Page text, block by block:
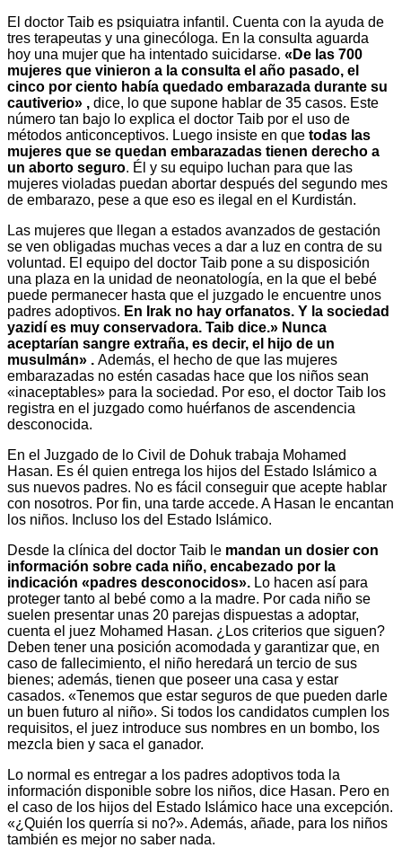
El doctor Taib es psiquiatra infantil. Cuenta con la ayuda de
tres terapeutas y una ginecóloga. En la consulta aguarda
hoy una mujer que ha intentado suicidarse. «De las 700
mujeres que vinieron a la consulta el año pasado, el
cinco por ciento había quedado embarazada durante su
cautiverio» , dice, lo que supone hablar de 35 casos. Este
número tan bajo lo explica el doctor Taib por el uso de
métodos anticonceptivos. Luego insiste en que todas las
mujeres que se quedan embarazadas tienen derecho a
un aborto seguro. Él y su equipo luchan para que las
mujeres violadas puedan abortar después del segundo mes
de embarazo, pese a que eso es ilegal en el Kurdistán.
Las mujeres que llegan a estados avanzados de gestación
se ven obligadas muchas veces a dar a luz en contra de su
voluntad. El equipo del doctor Taib pone a su disposición
una plaza en la unidad de neonatología, en la que el bebé
puede permanecer hasta que el juzgado le encuentre unos
padres adoptivos. En Irak no hay orfanatos. Y la sociedad
yazidí es muy conservadora. Taib dice.» Nunca
aceptarían sangre extraña, es decir, el hijo de un
musulmán» . Además, el hecho de que las mujeres
embarazadas no estén casadas hace que los niños sean
«inaceptables» para la sociedad. Por eso, el doctor Taib los
registra en el juzgado como huérfanos de ascendencia
desconocida.
En el Juzgado de lo Civil de Dohuk trabaja Mohamed
Hasan. Es él quien entrega los hijos del Estado Islámico a
sus nuevos padres. No es fácil conseguir que acepte hablar
con nosotros. Por fin, una tarde accede. A Hasan le encantan
los niños. Incluso los del Estado Islámico.
Desde la clínica del doctor Taib le mandan un dosier con
información sobre cada niño, encabezado por la
indicación «padres desconocidos». Lo hacen así para
proteger tanto al bebé como a la madre. Por cada niño se
suelen presentar unas 20 parejas dispuestas a adoptar,
cuenta el juez Mohamed Hasan. ¿Los criterios que siguen?
Deben tener una posición acomodada y garantizar que, en
caso de fallecimiento, el niño heredará un tercio de sus
bienes; además, tienen que poseer una casa y estar
casados. «Tenemos que estar seguros de que pueden darle
un buen futuro al niño». Si todos los candidatos cumplen los
requisitos, el juez introduce sus nombres en un bombo, los
mezcla bien y saca el ganador.
Lo normal es entregar a los padres adoptivos toda la
información disponible sobre los niños, dice Hasan. Pero en
el caso de los hijos del Estado Islámico hace una excepción.
«¿Quién los querría si no?». Además, añade, para los niños
también es mejor no saber nada.